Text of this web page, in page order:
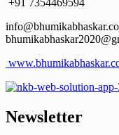
+91 7354469594
Newsletter